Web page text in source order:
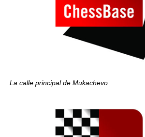
La calle principal de Mukachevo